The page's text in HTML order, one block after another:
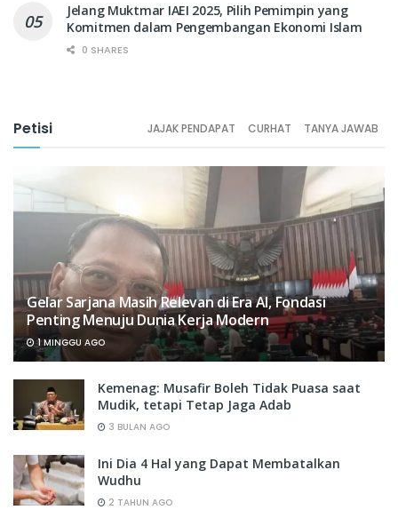
Jelang Muktmar IAEI 2025, Pilih Pemimpin yang
Komitmen dalam Pengembangan Ekonomi Islam
0 SHARES
Petisi JAJAK PENDAPAT CURHAT TANYA JAWAB
Gelar Sarjana Masih Relevan di Era AI, Fondasi
Penting Menuju Dunia Kerja Modern
1 MINGGU AGO
Kemenag: Musafir Boleh Tidak Puasa saat
Mudik, tetapi Tetap Jaga Adab
3 BULAN AGO
Ini Dia 4 Hal yang Dapat Membatalkan
Wudhu
2 TAHUN AGO